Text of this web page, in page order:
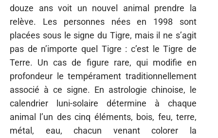
douze ans voit un nouvel animal prendre la
relève. Les personnes nées en 1998 sont
placées sous le signe du Tigre, mais il ne s’agit
pas de n’importe quel Tigre : c’est le Tigre de
Terre. Un cas de figure rare, qui modifie en
profondeur le tempérament traditionnellement
associé à ce signe. En astrologie chinoise, le
calendrier luni-solaire détermine à chaque
animal l’un des cinq éléments, bois, feu, terre,
métal, eau, chacun venant colorer la